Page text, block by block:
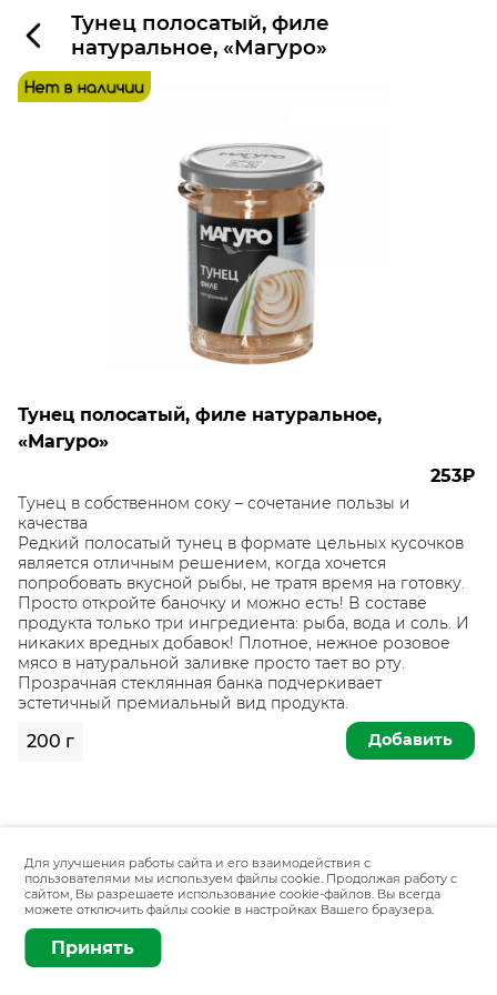
Тунец полосатый, филе
натуральное, «Магуро»
Тунец полосатый, филе натуральное,
«Магуро»
253₽
Тунец в собственном соку – сочетание пользы и
качества
Редкий полосатый тунец в формате цельных кусочков
является отличным решением, когда хочется
попробовать вкусной рыбы, не тратя время на готовку.
Просто откройте баночку и можно есть! В составе
продукта только три ингредиента: рыба, вода и соль. И
никаких вредных добавок! Плотное, нежное розовое
мясо в натуральной заливке просто тает во рту.
Прозрачная стеклянная банка подчеркивает
эстетичный премиальный вид продукта.
200 г Добавить
Для улучшения работы сайта и его взаимодействия с
пользователями мы используем файлы cookie. Продолжая работу с
сайтом, Вы разрешаете использование cookie-файлов. Вы всегда
можете отключить файлы cookie в настройках Вашего браузера.
Принять